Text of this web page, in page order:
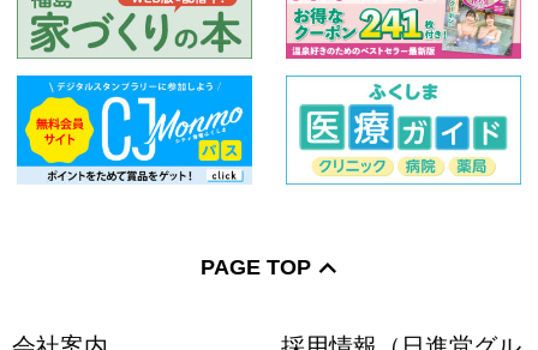
PAGE TOP